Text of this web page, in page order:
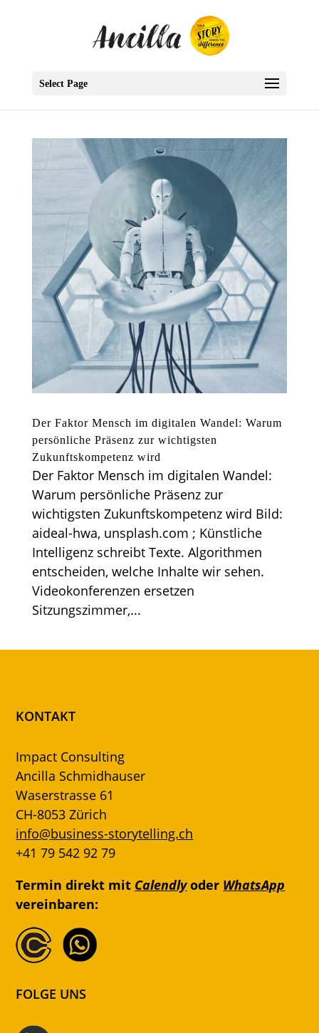
Select Page
Der Faktor Mensch im digitalen Wandel: Warum
persönliche Präsenz zur wichtigsten
Zukunftskompetenz wird
Der Faktor Mensch im digitalen Wandel:
Warum persönliche Präsenz zur
wichtigsten Zukunftskompetenz wird Bild:
aideal-hwa, unsplash.com ; Künstliche
Intelligenz schreibt Texte. Algorithmen
entscheiden, welche Inhalte wir sehen.
Videokonferenzen ersetzen
Sitzungszimmer,...
KONTAKT
Impact Consulting
Ancilla Schmidhauser
Waserstrasse 61
CH-8053 Zürich
info@business-storytelling.ch
+41 79 542 92 79
Termin direkt mit Calendlyoder WhatsApp
vereinbaren:
FOLGE UNS